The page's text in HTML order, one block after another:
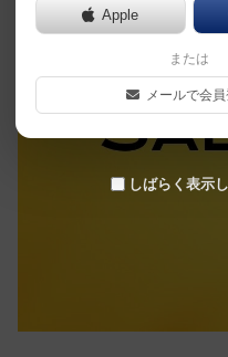
Apple
または
メールで会
しばらく表示